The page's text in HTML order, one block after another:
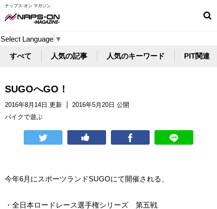
ナップス-オン マガジン
Select Language ▼
すべて 人気の記事 人気のキーワード PIT関連
SUGOへGO！
2016年8月14日 更新
2016年5月20日 公開
バイクで遊ぶ
今年6月にスポーツランドSUGOにて開催される、
・全日本ロードレース選手権シリーズ 第五戦